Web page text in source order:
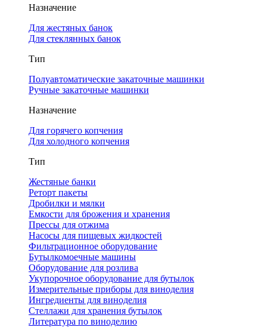
Назначение
Для жестяных банок
Для стеклянных банок
Тип
Полуавтоматические закаточные машинки
Ручные закаточные машинки
Назначение
Для горячего копчения
Для холодного копчения
Тип
Жестяные банки
Реторт пакеты
Дробилки и мялки
Емкости для брожения и хранения
Прессы для отжима
Насосы для пищевых жидкостей
Фильтрационное оборудование
Бутылкомоечные машины
Оборудование для розлива
Укупорочное оборудование для бутылок
Измерительные приборы для виноделия
Ингредиенты для виноделия
Стеллажи для хранения бутылок
Литература по виноделию